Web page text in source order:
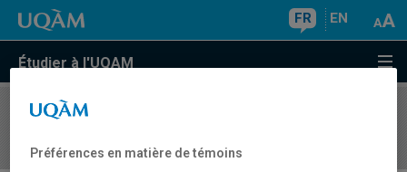
FR EN
Étudier à l'UQAM
COURS//
Préférences en matière de témoins